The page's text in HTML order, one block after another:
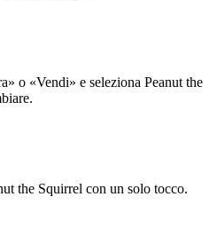
o «Vendi» e seleziona Peanut the
the Squirrel con un solo tocco.